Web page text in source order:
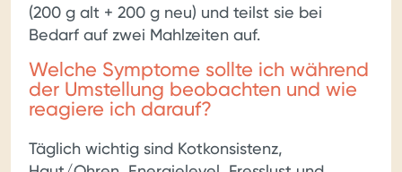
(200 g alt + 200 g neu) und teilst sie bei
Bedarf auf zwei Mahlzeiten auf.
Welche Symptome sollte ich während
der Umstellung beobachten und wie
reagiere ich darauf?
Täglich wichtig sind Kotkonsistenz,